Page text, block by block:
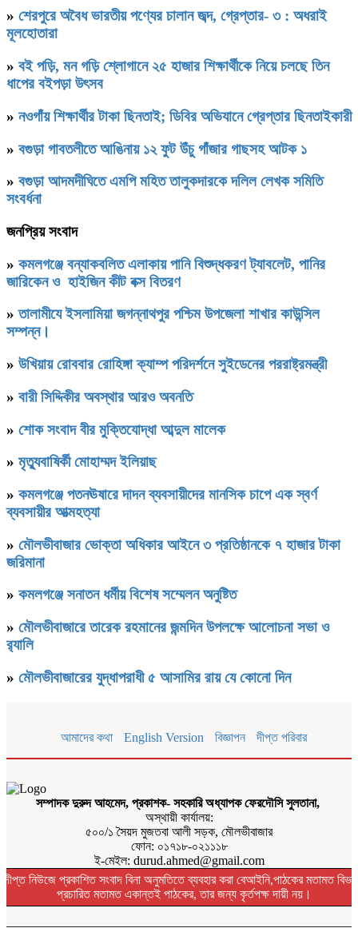
» শেরপুরে অবৈধ ভারতীয় পণ্যের চালান জব্দ, গ্রেপ্তার- ৩ : অধরাই
মূলহোতারা
» বই পড়ি, মন গড়ি শ্লোগানে ২৫ হাজার শিক্ষার্থীকে নিয়ে চলছে তিন
ধাপের বইপড়া উৎসব
» নওগাঁয় শিক্ষার্থীর টাকা ছিনতাই; ডিবির অভিযানে গ্রেপ্তার ছিনতাইকারী
» বগুড়া গাবতলীতে আঙিনায় ১২ ফুট উঁচু গাঁজার গাছসহ আটক ১
» বগুড়া আদমদীঘিতে এমপি মহিত তালুকদারকে দলিল লেখক সমিতি
সংবর্ধনা
জনপ্রিয় সংবাদ
» কমলগঞ্জে বন্যাকবলিত এলাকায় পানি বিশুদ্ধকরণ ট্যাবলেট, পানির
জারিকেন ও হাইজিন কীট বক্স বিতরণ
»‎তালামীযে ইসলামিয়া জগন্নাথপুর পশ্চিম উপজেলা শাখার কাউন্সিল
সম্পন্ন।
» উখিয়ায় রোববার রোহিঙ্গা ক্যাম্প পরিদর্শনে সুইডেনের পররাষ্ট্রমন্ত্রী
» বারী সিদ্দিকীর অবস্থার আরও অবনতি
» শোক সংবাদ বীর মুক্তিযোদ্ধা আব্দুল মালেক
» মৃত্যুবাষির্কী মোহাম্মদ ইলিয়াছ
» কমলগঞ্জে পতনঊষারে দাদন ব্যবসায়ীদের মানসিক চাপে এক স্বর্ণ
ব্যবসায়ীর আত্মহত্যা
» মৌলভীবাজার ভোক্তা অধিকার আইনে ৩ প্রতিষ্ঠানকে ৭ হাজার টাকা
জরিমানা
» কমলগঞ্জে সনাতন ধর্মীয় বিশেষ সম্মেলন অনুষ্টিত
» মৌলভীবাজারে তারেক রহমানের জন্মদিন উপলক্ষে আলোচনা সভা ও
র‌্যালি
» মৌলভীবাজারের যুদ্ধাপরাধী ৫ আসামির রায় যে কোনো দিন
আমাদের কথা English Version বিজ্ঞাপন দীপ্ত পরিবার
সম্পাদক দুরুদ আহমেদ, প্রকাশক- সহকারি অধ্যাপক ফেরদৌসি সুলতানা,
অস্থায়ী কার্যালয়:
৫০০/১ সৈয়দ মুজতবা আলী সড়ক, মৌলভীবাজার
ফোন: ০১৭১৮-০২১১১৮
ই-মেইল: durud.ahmed@gmail.com
দীপ্ত নিউজে প্রকাশিত সংবাদ বিনা অনুমতিতে ব্যবহার করা বেআইনি,পাঠকের মতামত
প্রচারিত মতামত একান্তই পাঠকের, তার জন্য কৃর্তপক্ষ দায়ী নয়।